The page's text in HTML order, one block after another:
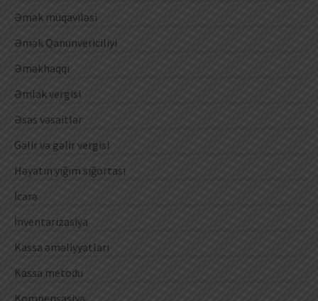
Əmək müqaviləsi
Əmək Qanunvericiliyi
Əməkhaqqı
Əmlak vergisi
Əsas vəsaitlər
Gəlir və gəlir vergisi
Həyatın yığım sığortası
İcarə
İnventarizasiya
Kassa əməliyyatları
Kassa metodu